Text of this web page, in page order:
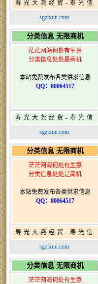
寿光大尧经贸-寿光信
息网-免费信息发布网-
sgzixun.com
分类信息 无限商机
茫茫网海何处有生意
分类信息处处是商机
本站免费发布各类供求信息
QQ：80064517
寿光大尧经贸-寿光信
息网-免费信息发布网-
sgzixun.com
分类信息 无限商机
茫茫网海何处有生意
分类信息处处是商机
本站免费发布各类供求信息
QQ：80064517
寿光大尧经贸-寿光信
息网-免费信息发布网-
sgzixun.com
分类信息 无限商机
茫茫网海何处有生意